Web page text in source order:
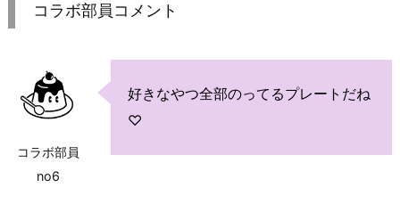
コラボ部員コメント
コラボ部員
no6
好きなやつ全部のってるプレートだね
♡